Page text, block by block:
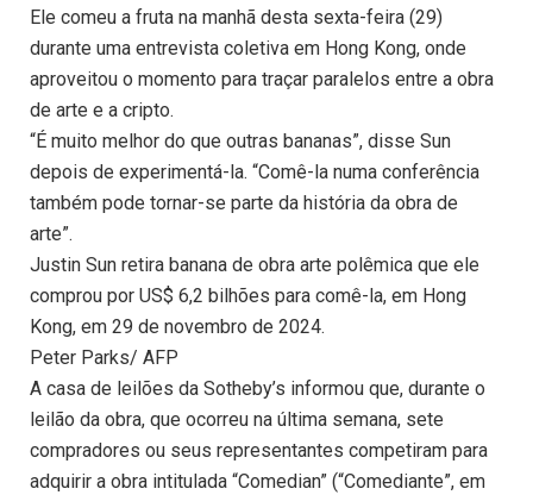
Ele comeu a fruta na manhã desta sexta-feira (29)
durante uma entrevista coletiva em Hong Kong, onde
aproveitou o momento para traçar paralelos entre a obra
de arte e a cripto.
“É muito melhor do que outras bananas”, disse Sun
depois de experimentá-la. “Comê-la numa conferência
também pode tornar-se parte da história da obra de
arte”.
Justin Sun retira banana de obra arte polêmica que ele
comprou por US$ 6,2 bilhões para comê-la, em Hong
Kong, em 29 de novembro de 2024.
Peter Parks/ AFP
A casa de leilões da Sotheby’s informou que, durante o
leilão da obra, que ocorreu na última semana, sete
compradores ou seus representantes competiram para
adquirir a obra intitulada “Comedian” (“Comediante”, em